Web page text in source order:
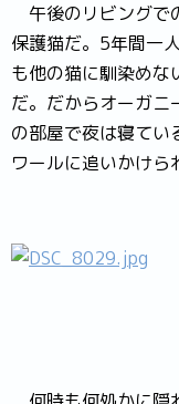
午後のリビングで
保護猫だ。5年間一
も他の猫に馴染めな
だ。だからオーガ
の部屋で夜は寝てい
ワールに追いかけら